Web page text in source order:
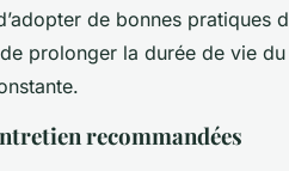
de bonnes pratiques
prolonger la durée de vie
recommandées